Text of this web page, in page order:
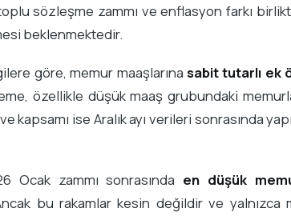
sözleşme zammı ve enflasyon farkı
beklenmektedir.
göre, memur maaşlarına sabit tutarlı ek
özellikle düşük maaş grubundaki
ise Aralık ayı verileri sonrasında
Ocak zammı sonrasında en düşük
bu rakamlar kesin değildir ve yalnızca